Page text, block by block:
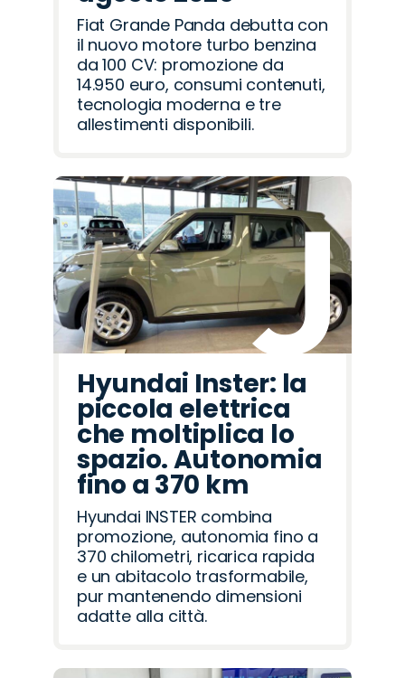
Fiat Grande Panda debutta con
il nuovo motore turbo benzina
da 100 CV: promozione da
14.950 euro, consumi contenuti,
tecnologia moderna e tre
allestimenti disponibili.
Hyundai Inster: la
piccola elettrica
che moltiplica lo
spazio. Autonomia
fino a 370 km
Hyundai INSTER combina
promozione, autonomia fino a
370 chilometri, ricarica rapida
e un abitacolo trasformabile,
pur mantenendo dimensioni
adatte alla città.